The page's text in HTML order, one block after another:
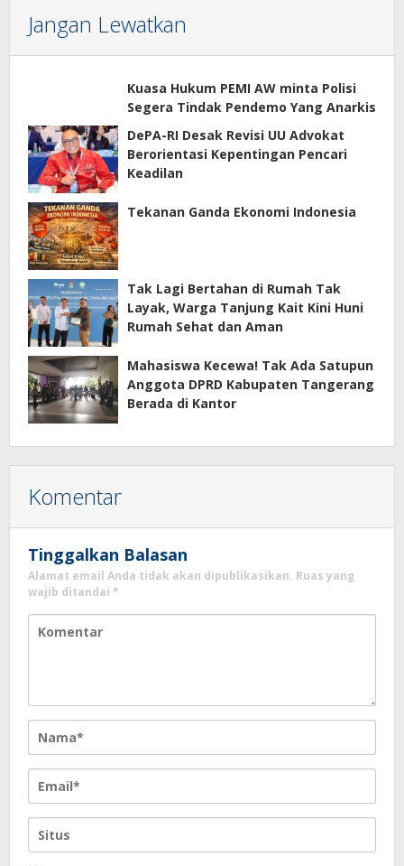
Jangan Lewatkan
Kuasa Hukum PEMI AW minta Polisi
Segera Tindak Pendemo Yang Anarkis
DePA-RI Desak Revisi UU Advokat
Berorientasi Kepentingan Pencari
Keadilan
Tekanan Ganda Ekonomi Indonesia
Tak Lagi Bertahan di Rumah Tak
Layak, Warga Tanjung Kait Kini Huni
Rumah Sehat dan Aman
Mahasiswa Kecewa! Tak Ada Satupun
Anggota DPRD Kabupaten Tangerang
Berada di Kantor
Komentar
Tinggalkan Balasan
Alamat email Anda tidak akan dipublikasikan. Ruas yang
wajib ditandai *